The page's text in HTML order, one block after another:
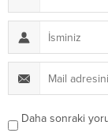
Daha sonraki